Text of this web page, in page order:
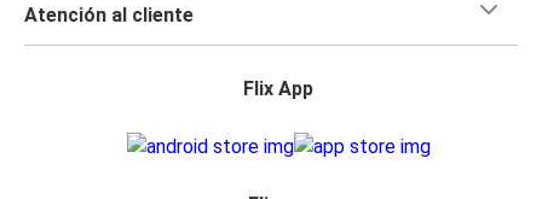
Atención al cliente
Flix App